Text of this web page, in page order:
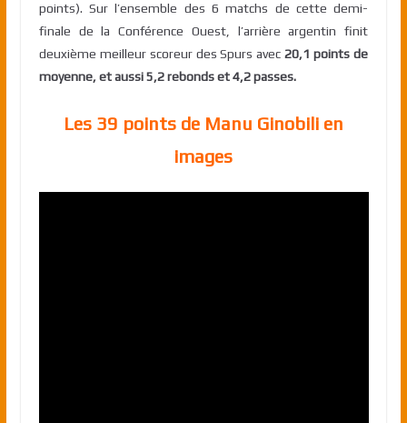
points). Sur l’ensemble des 6 matchs de cette demi-
finale de la Conférence Ouest, l’arrière argentin finit
deuxième meilleur scoreur des Spurs avec20,1 points de
moyenne, et aussi 5,2 rebonds et 4,2 passes.
Les 39 points de Manu Ginobili en
images